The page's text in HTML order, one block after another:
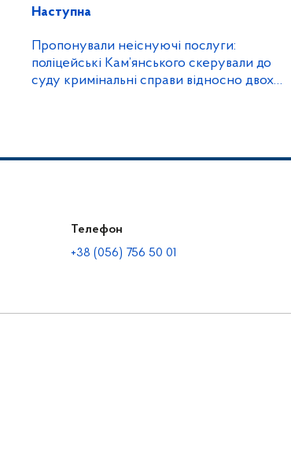
Наступна
Пропонували неіснуючі послуги:
поліцейські Кам’янського скерували до
суду кримінальні справи відносно двох
Телефон
+38 (056) 756 50 01